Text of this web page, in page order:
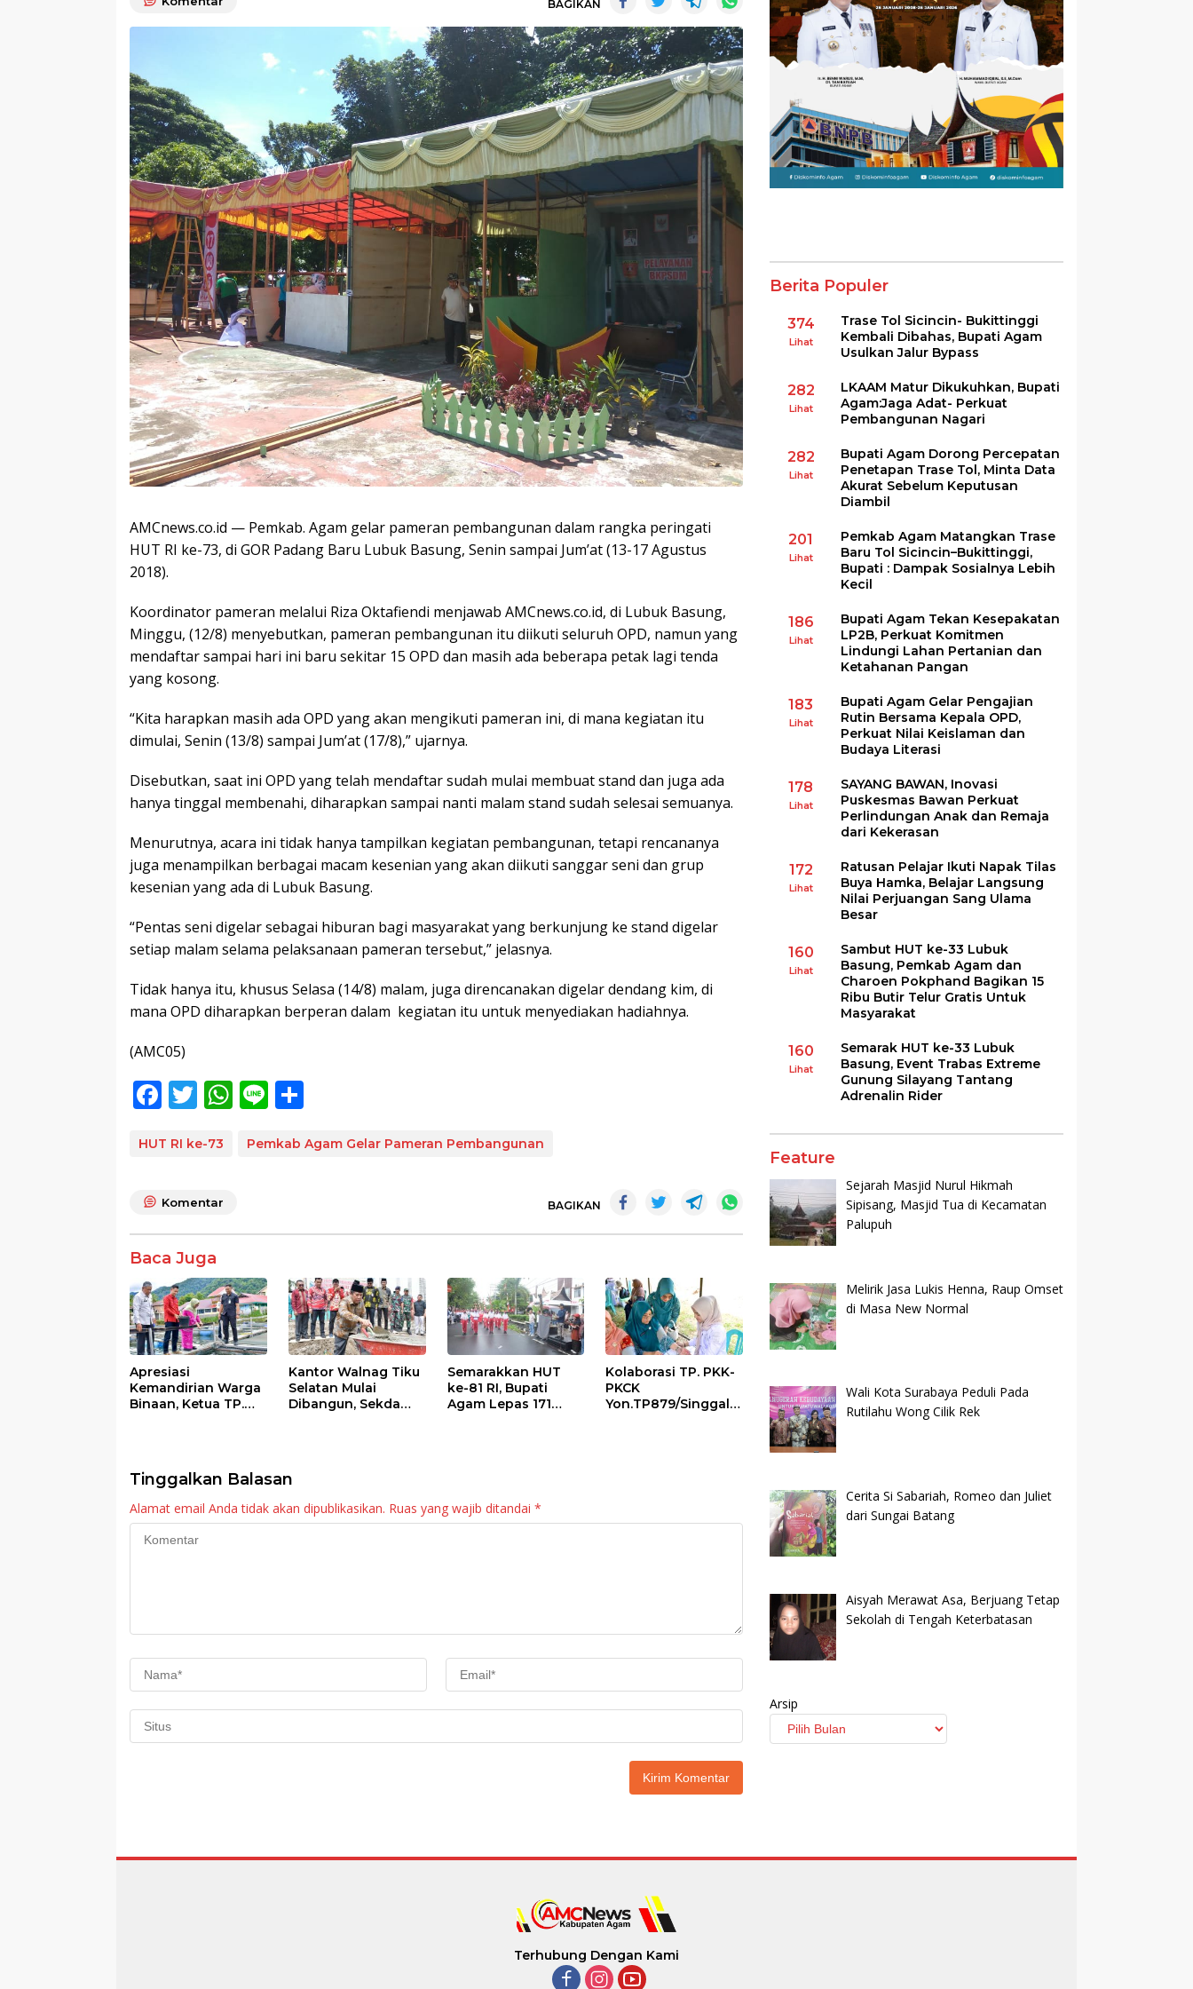
BAGIKAN
AMCnews.co.id — Pemkab. Agam gelar pameran pembangunan dalam rangka peringati
HUT RI ke-73, di GOR Padang Baru Lubuk Basung, Senin sampai Jum’at (13-17 Agustus
2018).
Koordinator pameran melalui Riza Oktafiendi menjawab AMCnews.co.id, di Lubuk Basung,
Minggu, (12/8) menyebutkan, pameran pembangunan itu diikuti seluruh OPD, namun yang
mendaftar sampai hari ini baru sekitar 15 OPD dan masih ada beberapa petak lagi tenda
yang kosong.
“Kita harapkan masih ada OPD yang akan mengikuti pameran ini, di mana kegiatan itu
dimulai, Senin (13/8) sampai Jum’at (17/8),” ujarnya.
Disebutkan, saat ini OPD yang telah mendaftar sudah mulai membuat stand dan juga ada
hanya tinggal membenahi, diharapkan sampai nanti malam stand sudah selesai semuanya.
Menurutnya, acara ini tidak hanya tampilkan kegiatan pembangunan, tetapi rencananya
juga menampilkan berbagai macam kesenian yang akan diikuti sanggar seni dan grup
kesenian yang ada di Lubuk Basung.
“Pentas seni digelar sebagai hiburan bagi masyarakat yang berkunjung ke stand digelar
setiap malam selama pelaksanaan pameran tersebut,” jelasnya.
Tidak hanya itu, khusus Selasa (14/8) malam, juga direncanakan digelar dendang kim, di
mana OPD diharapkan berperan dalam kegiatan itu untuk menyediakan hadiahnya.
(AMC05)
F
e
o
o
k
T
itt
W
at
p
Li
e ar
HUT RI ke-73 Pemkab Agam Gelar Pameran Pembangunan
Komentar BAGIKAN
Baca Juga
Apresiasi
Kemandirian Warga
Binaan, Ketua TP.
Maninjau
Kantor Walnag Tiku
Selatan Mulai
Dibangun, Sekda
Semarakkan HUT
ke-81 RI, Bupati
Agam Lepas 171
Kolaborasi TP. PKK-
PKCK
Yon.TP879/Singgala
Tinggalkan Balasan
Alamat email Anda tidak akan dipublikasikan. Ruas yang wajib ditandai *
Berita Populer
374
Lihat
Trase Tol Sicincin- Bukittinggi
Kembali Dibahas, Bupati Agam
Usulkan Jalur Bypass
282
Lihat
LKAAM Matur Dikukuhkan, Bupati
Agam:Jaga Adat- Perkuat
Pembangunan Nagari
282
Lihat
Bupati Agam Dorong Percepatan
Penetapan Trase Tol, Minta Data
Akurat Sebelum Keputusan
Diambil
201
Lihat
Pemkab Agam Matangkan Trase
Baru Tol Sicincin–Bukittinggi,
Bupati : Dampak Sosialnya Lebih
Kecil
186
Lihat
Bupati Agam Tekan Kesepakatan
LP2B, Perkuat Komitmen
Lindungi Lahan Pertanian dan
Ketahanan Pangan
183
Lihat
Bupati Agam Gelar Pengajian
Rutin Bersama Kepala OPD,
Perkuat Nilai Keislaman dan
Budaya Literasi
178
Lihat
SAYANG BAWAN, Inovasi
Puskesmas Bawan Perkuat
Perlindungan Anak dan Remaja
dari Kekerasan
172
Lihat
Ratusan Pelajar Ikuti Napak Tilas
Buya Hamka, Belajar Langsung
Nilai Perjuangan Sang Ulama
Besar
160
Lihat
Sambut HUT ke-33 Lubuk
Basung, Pemkab Agam dan
Charoen Pokphand Bagikan 15
Ribu Butir Telur Gratis Untuk
Masyarakat
160
Lihat
Semarak HUT ke-33 Lubuk
Basung, Event Trabas Extreme
Gunung Silayang Tantang
Adrenalin Rider
Feature
Sejarah Masjid Nurul Hikmah
Sipisang, Masjid Tua di Kecamatan
Palupuh
Melirik Jasa Lukis Henna, Raup Omset
di Masa New Normal
Wali Kota Surabaya Peduli Pada
Rutilahu Wong Cilik Rek
Cerita Si Sabariah, Romeo dan Juliet
dari Sungai Batang
Aisyah Merawat Asa, Berjuang Tetap
Sekolah di Tengah Keterbatasan
Arsip
Terhubung Dengan Kami